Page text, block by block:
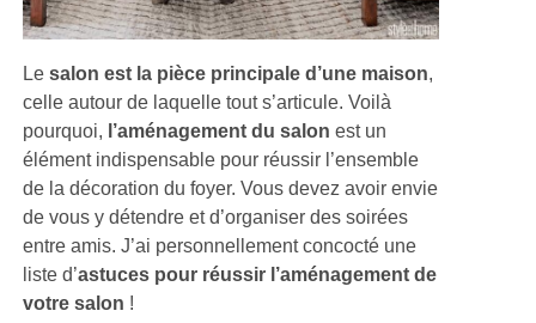
Lesalon est la pièce principale d’une maison,
celle autour de laquelle tout s’articule. Voilà
pourquoi, l’aménagement du salon est un
élément indispensable pour réussir l’ensemble
de la décoration du foyer. Vous devez avoir envie
de vous y détendre et d’organiser des soirées
entre amis. J’ai personnellement concocté une
liste d’astuces pour réussir l’aménagement de
votre salon !